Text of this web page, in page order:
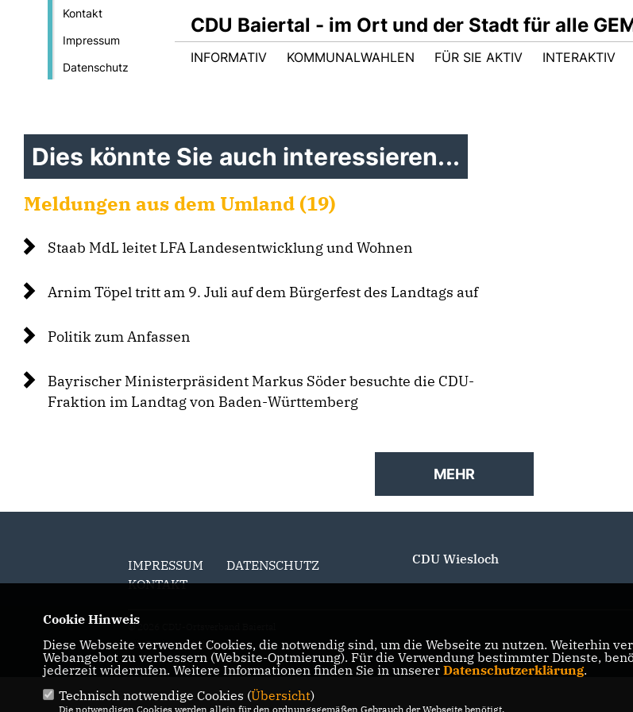
Kontakt
Impressum
Datenschutz
CDU Baiertal - im Ort und der Stadt für alle
INFORMATIV KOMMUNALWAHLEN FÜR SIE AKTIV INTERAKTIV
Dies könnte Sie auch interessieren...
Meldungen aus dem Umland (19)
Staab MdL leitet LFA Landesentwicklung und Wohnen
Arnim Töpel tritt am 9. Juli auf dem Bürgerfest des Landtags auf
Politik zum Anfassen
Bayrischer Ministerpräsident Markus Söder besuchte die CDU-
Fraktion im Landtag von Baden-Württemberg
MEHR
IMPRESSUM
DATENSCHUTZ
KONTAKT
CDU Wiesloch
© 2026 CDU-Ortsverband Baiertal
Alle Rechte vorbehalten.
Cookie Hinweis
Diese Webseite verwendet Cookies, die notwendig sind, um die Webseite zu nutzen. Weiterhin
Webangebot zu verbessern (Website-Optmierung). Für die Verwendung bestimmter Dienste,
jederzeit widerrufen. Weitere Informationen finden Sie in unserer Datenschutzerklärung.
Technisch notwendige Cookies (Übersicht)
Die notwendigen Cookies werden allein für den ordnungsgemäßen Gebrauch der Webseite benötigt.